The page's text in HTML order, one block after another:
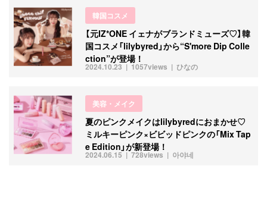
韓国コスメ
2024.10.23 ひなの
1057views
【元IZ*ONE イェナがブランドミューズ♡】韓
国コスメ「lilybyred」から“S'more Dip Colle
ction”が登場！
美容・メイク
2024.06.15 아야네
728views
夏のピンクメイクはlilybyredにおまかせ♡
ミルキーピンク×ビビッドピンクの「Mix Tap
e Edition」が新登場！